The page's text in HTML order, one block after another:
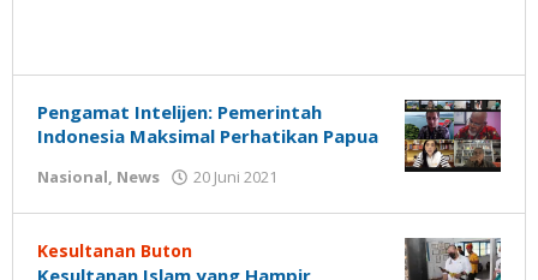
Pengamat Intelijen: Pemerintah
Indonesia Maksimal Perhatikan Papua
Nasional, News 20 Juni 2021
Susanto
Kesultanan Buton
Kesultanan Islam yang Hampir